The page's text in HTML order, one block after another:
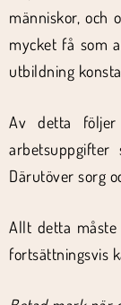
människor, och
mycket få som
utbildning
Av detta
Därutöver sorg
Allt detta
fortsättningsvis